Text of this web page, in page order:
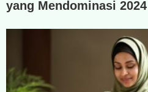
yang Mendominasi 2024